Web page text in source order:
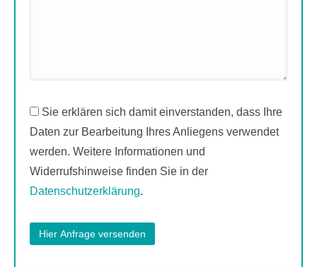
Sie erklären sich damit einverstanden, dass Ihre
Daten zur Bearbeitung Ihres Anliegens verwendet
werden. Weitere Informationen und
Widerrufshinweise finden Sie in der
Datenschutzerklärung.